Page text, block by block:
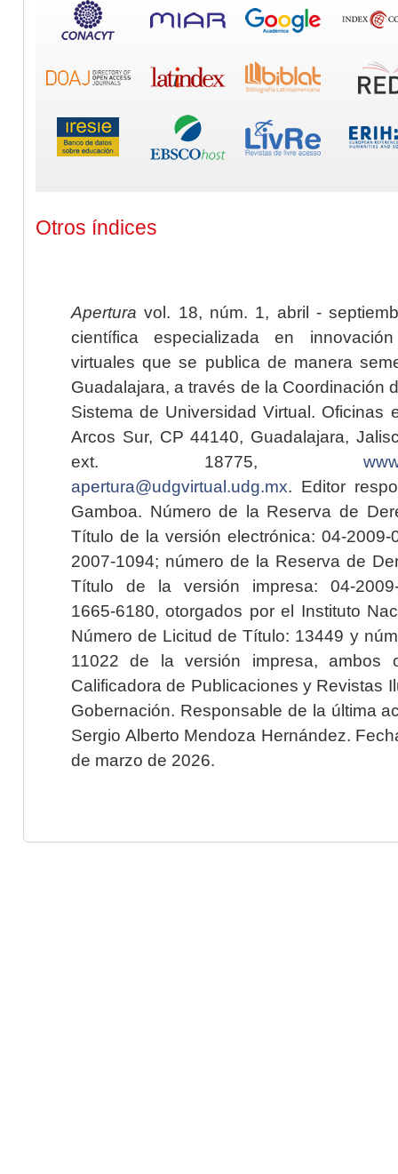
Otros índices
Apertura vol. 18, núm. 1, abril -
científica especializada en
virtuales que se publica de manera
Guadalajara, a través de la Coordinación
Sistema de Universidad Virtual. Oficinas
Arcos Sur, CP 44140, Guadalajara,
ext. 18775,
apertura@udgvirtual.udg.mx. Editor
Gamboa. Número de la Reserva de
Título de la versión electrónica: 04-2009-
2007-1094; número de la Reserva de
Título de la versión impresa: 04-2009-
1665-6180, otorgados por el Instituto
Número de Licitud de Título: 13449 y
11022 de la versión impresa, ambos
Calificadora de Publicaciones y Revistas
Gobernación. Responsable de la última
Sergio Alberto Mendoza Hernández.
de marzo de 2026.